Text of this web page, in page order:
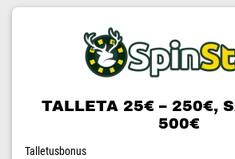
TALLETA 25€ – 250€,
500€
Talletusbonus